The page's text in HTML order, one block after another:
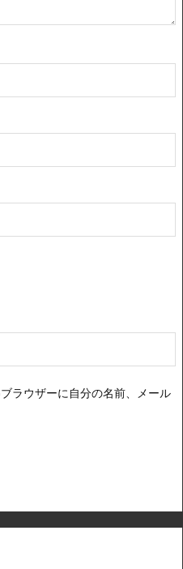
ラウザーに自分の名前、メール